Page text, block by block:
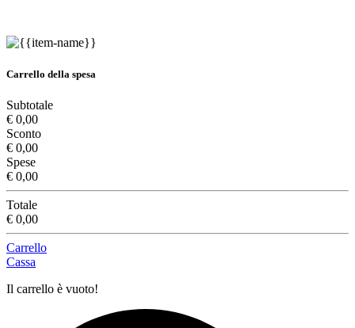
Carrello della spesa
Subtotale
€ 0,00
Sconto
€ 0,00
Spese
€ 0,00
Totale
€ 0,00
Carrello
Cassa
Il carrello è vuoto!